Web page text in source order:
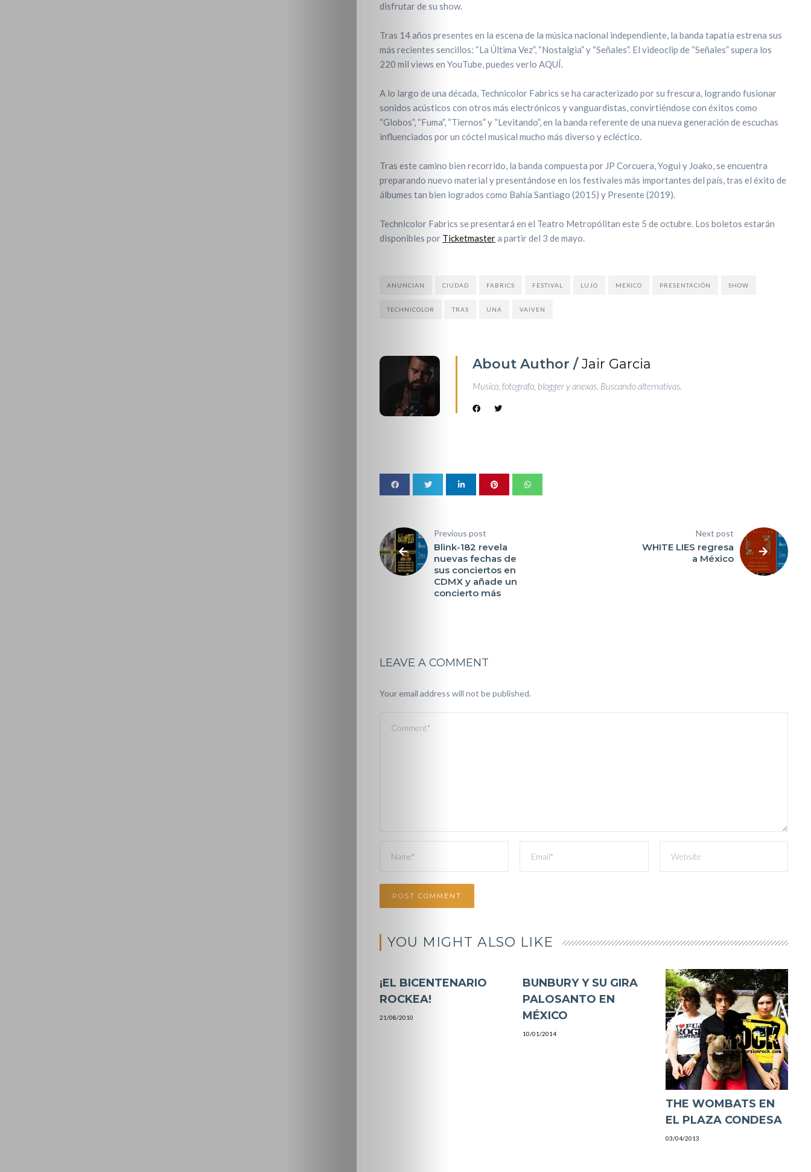
disfrutar de su show.
Tras 14 años presentes en la escena de la música nacional independiente, la banda tapatía estrena sus
más recientes sencillos: “La Última Vez”, “Nostalgia” y “Señales”. El videoclip de “Señales” supera los
220 mil views en YouTube, puedes verlo AQUÍ.
A lo largo de una década, Technicolor Fabrics se ha caracterizado por su frescura, logrando fusionar
sonidos acústicos con otros más electrónicos y vanguardistas, convirtiéndose con éxitos como
“Globos”, “Fuma”, “Tiernos” y “Levitando”, en la banda referente de una nueva generación de escuchas
influenciados por un cóctel musical mucho más diverso y ecléctico.
Tras este camino bien recorrido, la banda compuesta por JP Corcuera, Yogui y Joako, se encuentra
preparando nuevo material y presentándose en los festivales más importantes del país, tras el éxito de
álbumes tan bien logrados como Bahía Santiago (2015) y Presente (2019).
Technicolor Fabrics se presentará en el Teatro Metropólitan este 5 de octubre. Los boletos estarán
disponibles por Ticketmastera partir del 3 de mayo.
ANUNCIAN CIUDAD FABRICS FESTIVAL LUJO MEXICO PRESENTACIÓN SHOW
TECHNICOLOR TRAS UNA VAIVEN
About Author /Jair Garcia
Musico, fotografo, blogger y anexas. Buscando alternativas.
Previous post
Blink-182 revela
nuevas fechas de
sus conciertos en
CDMX y añade un
concierto más
Next post
WHITE LIES regresa
a México
LEAVE A COMMENT
Your email address will not be published.
YOU MIGHT ALSO LIKE
¡EL BICENTENARIO
ROCKEA!
21/08/2010
BUNBURY Y SU GIRA
PALOSANTO EN
MÉXICO
10/01/2014
THE WOMBATS EN
EL PLAZA CONDESA
03/04/2013